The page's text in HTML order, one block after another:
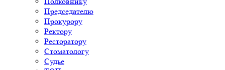
Председателю
Прокурору
Ректору
Ресторатору
Стоматологу
Судье